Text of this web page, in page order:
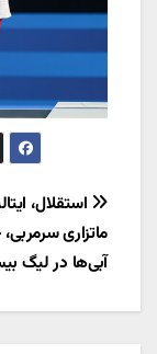
راهبری
نوشته
استقلال،
ماتزاری
آبی‌ها در لیگ